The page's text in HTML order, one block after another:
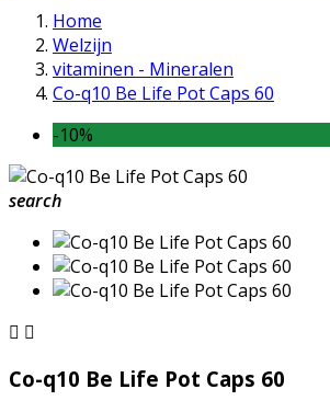
Home
Welzijn
vitaminen - Mineralen
Co-q10 Be Life Pot Caps 60
-10%
search
 
Co-q10 Be Life Pot Caps 60